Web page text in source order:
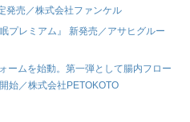
発売／株式会社ファンケル
プレミアム』 新発売／アサヒグルー
ームを始動。第一弾として腸内フロー
始／株式会社PETOKOTO